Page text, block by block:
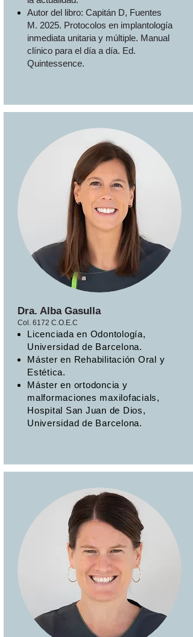
Autor del libro: Capitán D, Fuentes
M. 2025. Protocolos en implantología
inmediata unitaria y múltiple. Manual
clínico para el día a día. Ed.
Quintessence.
Dra. Alba Gasulla
Col. 6172 C.O.E.C
Licenciada en Odontología,
Universidad de Barcelona.
Máster en Rehabilitación Oral y
Estética.
​Máster en ortodoncia y
malformaciones maxilofacials,
Hospital San Juan de Dios,
Universidad de Barcelona.